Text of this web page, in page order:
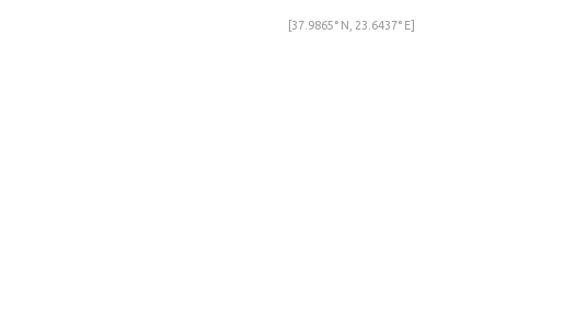
[37.9865° N, 23.6437° E]